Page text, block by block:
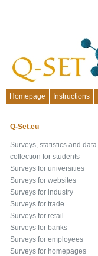
Homepage
Instructions
Q-Set.eu
Surveys, statistics and data
collection for students
Surveys for universities
Surveys for websites
Surveys for industry
Surveys for trade
Surveys for retail
Surveys for banks
Surveys for employees
Surveys for homepages